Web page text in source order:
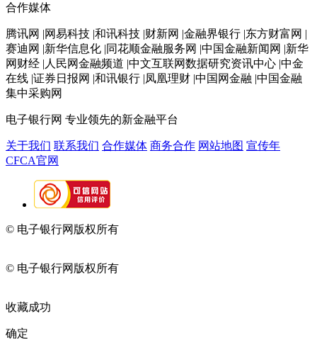
合作媒体
腾讯网 |网易科技 |和讯科技 |财新网 |金融界银行 |东方财富网 |
赛迪网 |新华信息化 |同花顺金融服务网 |中国金融新闻网 |新华
网财经 |人民网金融频道 |中文互联网数据研究资讯中心 |中金
在线 |证券日报网 |和讯银行 |凤凰理财 |中国网金融 |中国金融
集中采购网
电子银行网 专业领先的新金融平台
关于我们 联系我们 合作媒体 商务合作 网站地图 宣传年
CFCA官网
© 电子银行网版权所有
© 电子银行网版权所有
收藏成功
确定